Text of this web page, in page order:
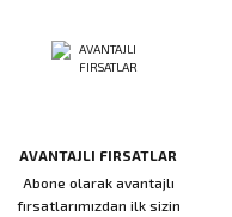
AVANTAJLI FIRSATLAR
Abone olarak avantajlı
fırsatlarımızdan ilk sizin